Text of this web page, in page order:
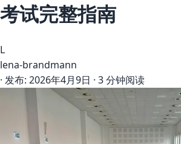
考试完整指南
L
lena-brandmann
· 发布: 2026年4月9日 · 3 分钟阅读